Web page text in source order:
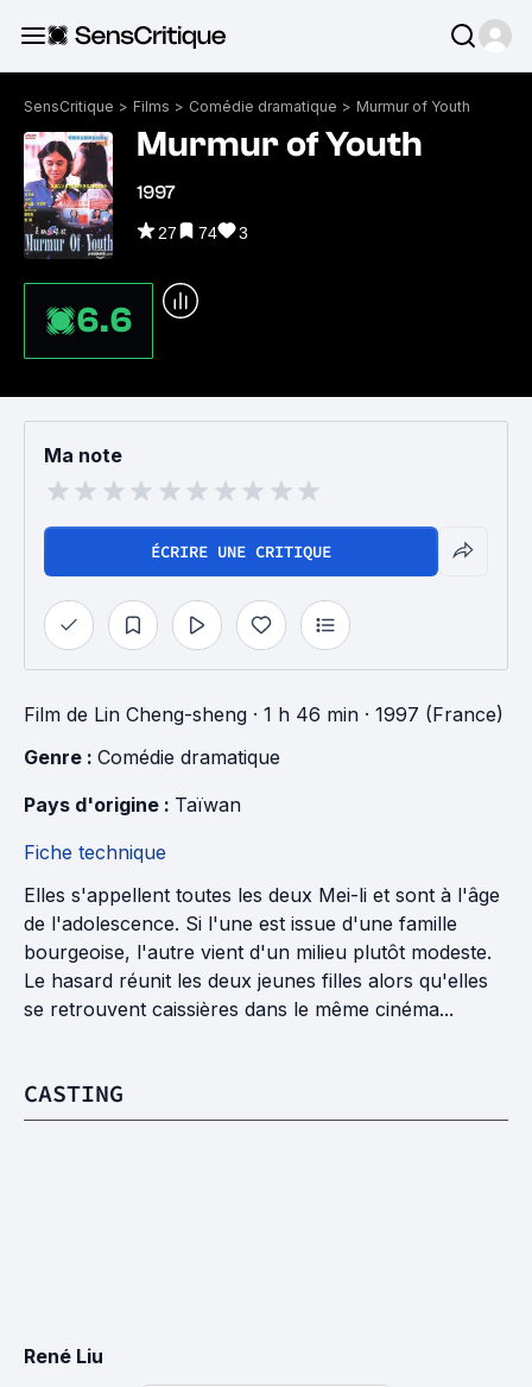
SensCritique > Films > Comédie dramatique > Murmur of Youth
Murmur of Youth
1997
27 74 3
6.6
Ma note
ÉCRIRE UNE CRITIQUE
Film de Lin Cheng-sheng · 1 h 46 min · 1997 (France)
Genre : Comédie dramatique
Pays d'origine : Taïwan
Fiche technique
Elles s'appellent toutes les deux Mei-li et sont à l'âge
de l'adolescence. Si l'une est issue d'une famille
bourgeoise, l'autre vient d'un milieu plutôt modeste.
Le hasard réunit les deux jeunes filles alors qu'elles
se retrouvent caissières dans le même cinéma...
CASTING
René Liu